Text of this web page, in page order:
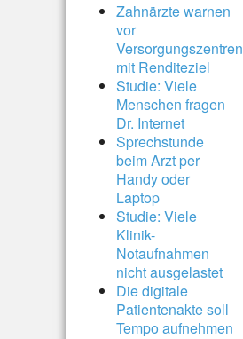
Zahnärzte warnen
vor
Versorgungszentren
mit Renditeziel
Studie: Viele
Menschen fragen
Dr. Internet
Sprechstunde
beim Arzt per
Handy oder
Laptop
Studie: Viele
Klinik-
Notaufnahmen
nicht ausgelastet
Die digitale
Patientenakte soll
Tempo aufnehmen